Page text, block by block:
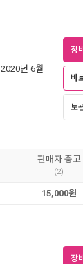
년 6월
장
바
보
판매자 중고
(2)
15,000원
장